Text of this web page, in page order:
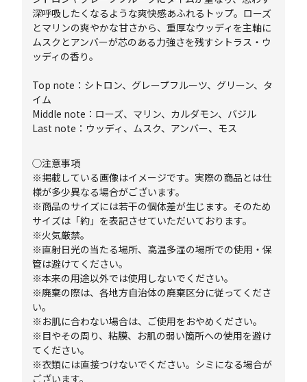
深呼吸したくなるような爽快感あふれるトップ。ローズ
とマリンの爽やかな甘さから、重厚なウッディを主軸に
ムスクとアンバーが芯のある力強さを残すシトラス・ウ
ッディの香り。
Top note：シトロン、グレープフルーツ、グリーン、タ
イム
Middle note：ローズ、マリン、カルダモン、バジル
Last note：ウッディ、ムスク、アンバー、モス
◯注意事項
※掲載している画像はイメージです。実際の商品とは仕
様が多少異なる場合がございます。
※商品のサイズには若干の個体差が生じます。そのため
サイズは「約」を表記させていただいております。
※火気厳禁。
※直射日光の当たる場所、高温多湿の場所での使用・保
管は避けてください。
※本来の用途以外では使用しないでください。
※廃棄の際は、各地方自治体の廃棄区分に従ってくださ
い。
※お肌に合わない場合は、ご使用をおやめください。
※目やその周り、粘膜、お肌の弱い箇所への使用を避け
てください。
※衣類には直接つけないでください。シミになる場合が
ございます。